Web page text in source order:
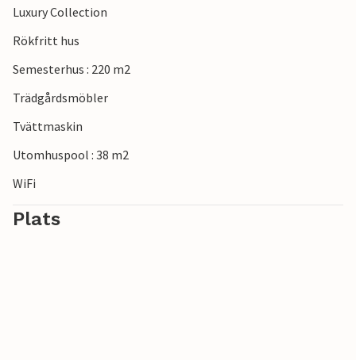
Luxury Collection
Rökfritt hus
Semesterhus : 220 m2
Trädgårdsmöbler
Tvättmaskin
Utomhuspool : 38 m2
WiFi
Plats